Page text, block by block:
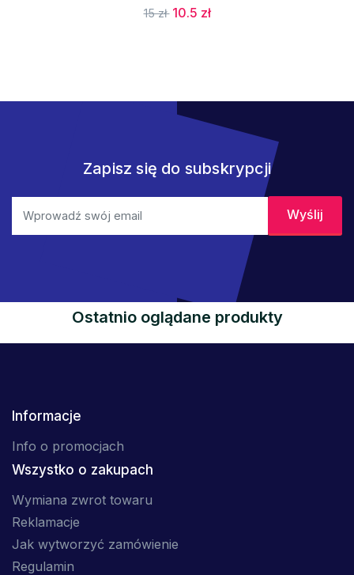
15 zł 10.5 zł
Zapisz się do subskrypcji
Ostatnio oglądane produkty
Informacje
Info o promocjach
Wszystko o zakupach
Wymiana zwrot towaru
Reklamacje
Jak wytworzyć zamówienie
Regulamin